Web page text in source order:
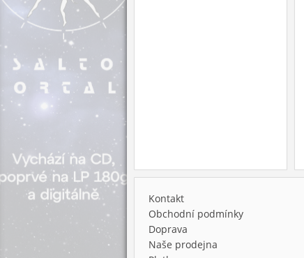
Kontakt
Obchodní podmínky
Doprava
Naše prodejna